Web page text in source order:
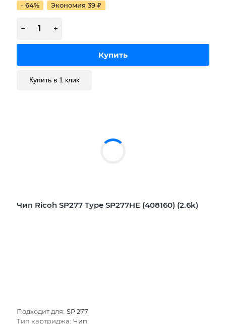
- 64%
Экономия 39 ₽
Купить в 1 клик
Чип Ricoh SP277 Type SP277HE (408160) (2.6k)
Подходит для: SP 277
Тип картриджа: Чип